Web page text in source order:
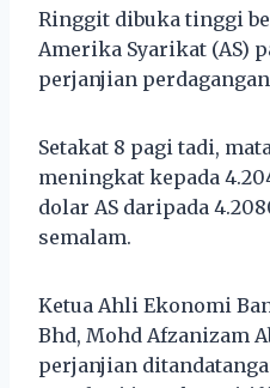
Ringgit dibuka tinggi
Amerika Syarikat (AS)
perjanjian
Setakat 8 pagi tadi,
meningkat kepada
dolar AS daripada
semalam.
Ketua Ahli Ekonomi
Bhd, Mohd Afzanizam
perjanjian